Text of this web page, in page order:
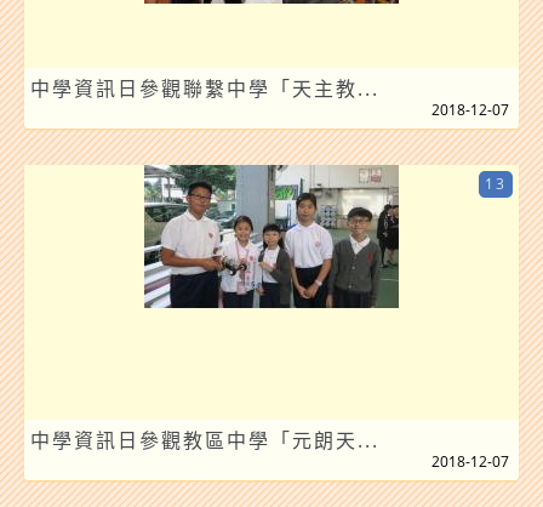
中學資訊日參觀聯繫中學「天主教...
2018-12-07
中學資訊日參觀教區中學「元朗天...
13
2018-12-07